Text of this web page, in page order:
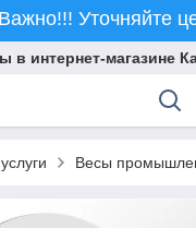
Уточняйте
в интернет-магазине
Весы